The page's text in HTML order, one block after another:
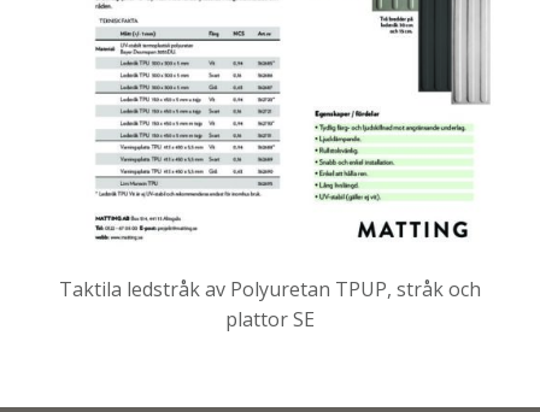
Taktila ledstråk av Polyuretan TPUP, stråk och
plattor SE